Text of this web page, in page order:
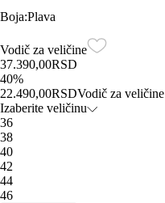
Boja:Plava
Vodič za veličine
37.390,00RSD
40%
22.490,00RSDVodič za veličine
Izaberite veličinu
36
38
40
42
44
46